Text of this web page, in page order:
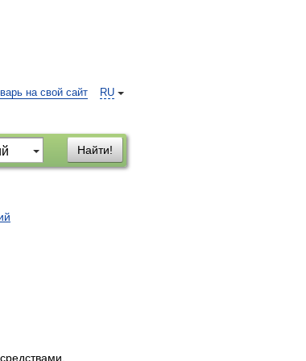
RU
на свой сайт
Найти!
средствами